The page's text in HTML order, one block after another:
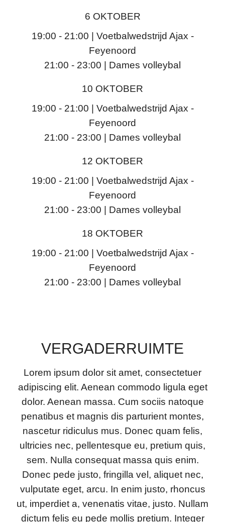
6 OKTOBER
19:00 - 21:00 | Voetbalwedstrijd Ajax -
Feyenoord
21:00 - 23:00 | Dames volleybal
10 OKTOBER
19:00 - 21:00 | Voetbalwedstrijd Ajax -
Feyenoord
21:00 - 23:00 | Dames volleybal
12 OKTOBER
19:00 - 21:00 | Voetbalwedstrijd Ajax -
Feyenoord
21:00 - 23:00 | Dames volleybal
18 OKTOBER
19:00 - 21:00 | Voetbalwedstrijd Ajax -
Feyenoord
21:00 - 23:00 | Dames volleybal
VERGADERRUIMTE
Lorem ipsum dolor sit amet, consectetuer
adipiscing elit. Aenean commodo ligula eget
dolor. Aenean massa. Cum sociis natoque
penatibus et magnis dis parturient montes,
nascetur ridiculus mus. Donec quam felis,
ultricies nec, pellentesque eu, pretium quis,
sem. Nulla consequat massa quis enim.
Donec pede justo, fringilla vel, aliquet nec,
vulputate eget, arcu. In enim justo, rhoncus
ut, imperdiet a, venenatis vitae, justo. Nullam
dictum felis eu pede mollis pretium. Integer